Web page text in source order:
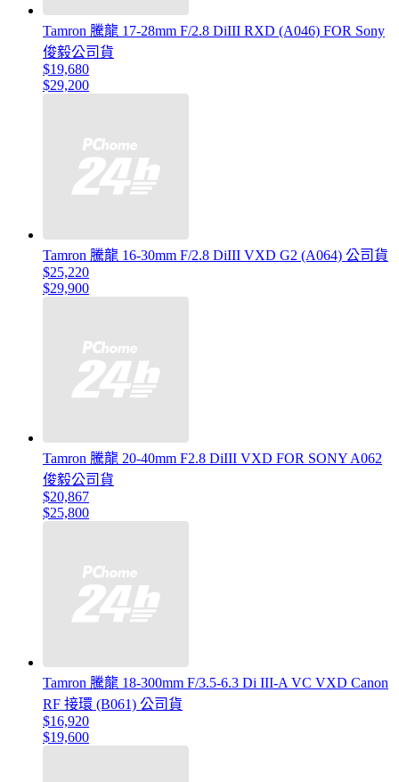
Tamron 騰龍 17-28mm F/2.8 DiIII RXD (A046) FOR Sony
俊毅公司貨
$19,680
$29,200
Tamron 騰龍 16-30mm F/2.8 DiIII VXD G2 (A064) 公司貨
$25,220
$29,900
Tamron 騰龍 20-40mm F2.8 DiIII VXD FOR SONY A062
俊毅公司貨
$20,867
$25,800
Tamron 騰龍 18-300mm F/3.5-6.3 Di III-A VC VXD Canon
RF 接環 (B061) 公司貨
$16,920
$19,600